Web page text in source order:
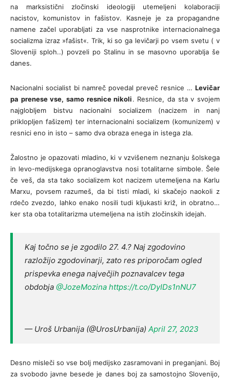
na marksistični zločinski ideologiji utemeljeni kolaboraciji
nacistov, komunistov in fašistov. Kasneje je za propagandne
namene začel uporabljati za vse nasprotnike internacionalnega
socializma izraz »fašist«. Trik, ki so ga levičarji po vsem svetu ( v
Sloveniji sploh..) povzeli po Stalinu in se masovno uporablja še
danes.
Nacionalni socialist bi namreč povedal preveč resnice … Levičar
pa prenese vse, samo resnice nikoli. Resnice, da sta v svojem
najglobljem bistvu nacionalni socializem (nacizem in nanj
priklopljen fašizem) ter internacionalni socializem (komunizem) v
resnici eno in isto – samo dva obraza enega in istega zla.
Žalostno je opazovati mladino, ki v vzvišenem neznanju šolskega
in levo-medijskega opranoglavstva nosi totalitarne simbole. Šele
če veš, da sta tako socializem kot nacizem utemeljena na Karlu
Marxu, povsem razumeš, da bi tisti mladi, ki skačejo naokoli z
rdečo zvezdo, lahko enako nosili tudi kljukasti križ, in obratno…
ker sta oba totalitarizma utemeljena na istih zločinskih idejah.
Kaj točno se je zgodilo 27. 4.? Naj zgodovino
razložijo zgodovinarji, zato res priporočam ogled
prispevka enega največjih poznavalcev tega
obdobja @JozeMozina https://t.co/DyIDs1nNU7
— Uroš Urbanija (@UrosUrbanija) April 27, 2023
Desno misleči so vse bolj medijsko zasramovani in preganjani. Boj
za svobodo javne besede je danes boj za samostojno Slovenijo,